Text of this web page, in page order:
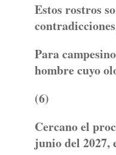
Estos rostros
Para
hombre cuyo
(6)
Cercano el
junio del 2027,